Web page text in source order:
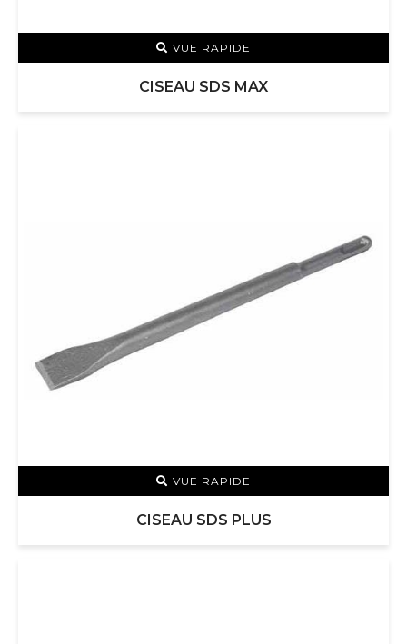
VUE RAPIDE
CISEAU SDS MAX
VUE RAPIDE
CISEAU SDS PLUS